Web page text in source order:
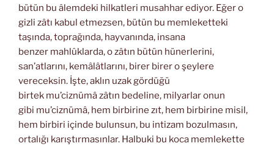
bütün bu âlemdeki hilkatleri musahhar ediyor. Eğer o
gizli zâtı kabul etmezsen, bütün bu memleketteki
taşında, toprağında, hayvanında, insana
benzer mahlûklarda, o zâtın bütün hünerlerini,
san’atlarını, kemâlâtlarını, birer birer o şeylere
vereceksin. İşte, aklın uzak gördüğü
birtek mu’ciznümâ zâtın bedeline, milyarlar onun
gibi mu’ciznümâ, hem birbirine zıt, hem birbirine misil,
hem birbiri içinde bulunsun, bu intizam bozulmasın,
ortalığı karıştırmasınlar. Halbuki bu koca memlekette